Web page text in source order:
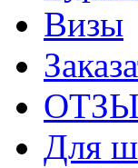
Визы
Для